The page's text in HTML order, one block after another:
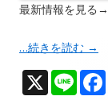
最新情報を見る→
…続きを読む →
X Li